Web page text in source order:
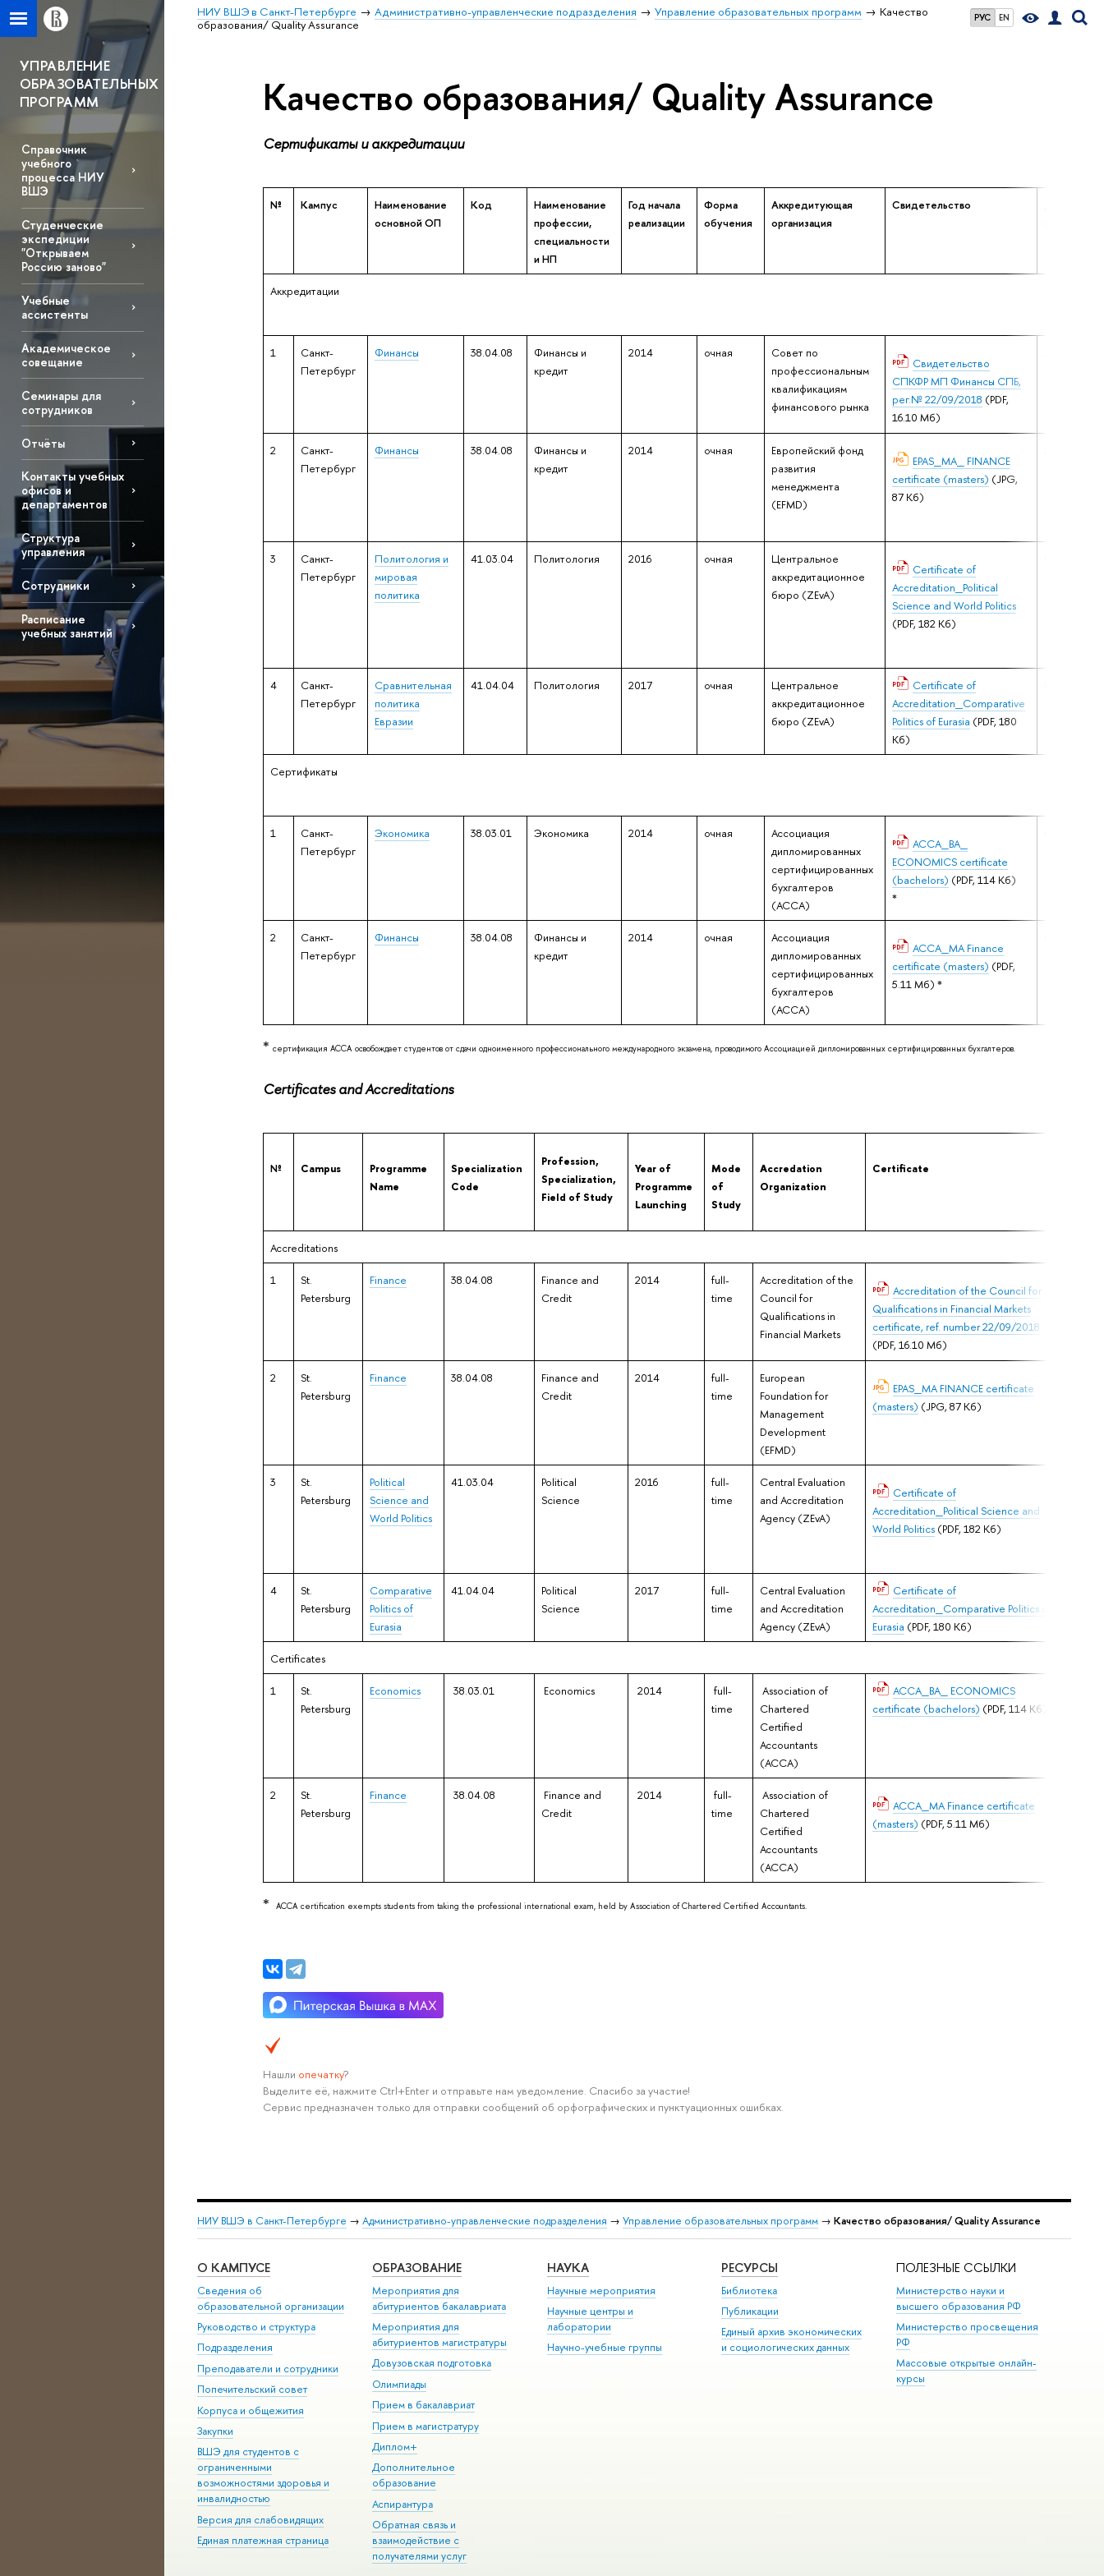
РУС EN
НИУ ВШЭ в Санкт-Петербурге Административно-управленческие подразделения Управление образовательных программ
Качество
образования/ Quality Assurance
УПРАВЛЕНИЕ
ОБРАЗОВАТЕЛЬНЫХ
ПРОГРАММ
Справочник
учебного
процесса НИУ
ВШЭ
Студенческие
экспедиции
"Открываем
Россию заново"
Учебные
ассистенты
Академическое
совещание
Семинары для
сотрудников
Отчёты
Контакты учебных
офисов и
департаментов
Структура
управления
Сотрудники
Расписание
учебных занятий
Качество образования/ Quality Assurance
Сертификаты и аккредитации
№ Кампус
Наименование
основной ОП
Код
Наименование
профессии,
специальности
и НП
Год начала
реализации
Форма
обучения
Аккредитующая
организация
Свидетельство
Аккредитации
1
Санкт-
Петербург
Финансы 38.04.08
Финансы и
кредит
2014 очная
Совет по
профессиональным
квалификациям
финансового рынка
Свидетельство
СПКФР МП Финансы СПБ,
рег.№ 22/09/2018 (PDF,
16.10 Мб)
2
Санкт-
Петербург
Финансы 38.04.08
Финансы и
кредит
2014 очная
Европейский фонд
развития
менеджмента
(EFMD)
EPAS_MA_ FINANCE
certificate (masters) (JPG,
87 Кб)
3
Санкт-
Петербург
Политология и
мировая
политика
41.03.04 Политология 2016 очная
Центральное
аккредитационное
бюро (ZEvA)
Certificate of
Accreditation_Political
Science and World Politics
(PDF, 182 Кб)
4
Санкт-
Петербург
Сравнительная
политика
Евразии
41.04.04 Политология 2017 очная
Центральное
аккредитационное
бюро (ZEvA)
Certificate of
Accreditation_Comparative
Politics of Eurasia (PDF, 180
Кб)
Сертификаты
1
Санкт-
Петербург
Экономика 38.03.01 Экономика 2014 очная
Ассоциация
дипломированных
сертифицированных
бухгалтеров
(ACCA)
ACCA_BA_
ECONOMICS certificate
(bachelors) (PDF, 114 Кб)
*
2
Санкт-
Петербург
Финансы 38.04.08
Финансы и
кредит
2014 очная
Ассоциация
дипломированных
сертифицированных
бухгалтеров
(ACCA)
ACCA_MA Finance
certificate (masters) (PDF,
5.11 Мб) *
* сертификация ACCA освобождает студентов от сдачи одноименного профессионального международного экзамена, проводимого Ассоциацией дипломированных сертифицированных бухгалтеров.
Certificates and Accreditations
№ Campus
Programme
Name
Specialization
Code
Profession,
Specialization,
Field of Study
Year of
Programme
Launching
Mode
of
Study
Accredation
Organization
Certificate
Accreditations
1
St.
Petersburg
Finance 38.04.08
Finance and
Credit
2014
full-
time
Accreditation of the
Council for
Qualifications in
Financial Markets
Accreditation of the Council for
Qualifications in Financial Markets
certificate, ref. number 22/09/2018
(PDF, 16.10 Мб)
2
St.
Petersburg
Finance 38.04.08
Finance and
Credit
2014
full-
time
European
Foundation for
Management
Development
(EFMD)
EPAS_MA FINANCE certificate
(masters) (JPG, 87 Кб)
3
St.
Petersburg
Political
Science and
World Politics
41.03.04
Political
Science
2016
full-
time
Central Evaluation
and Accreditation
Agency (ZEvA)
Certificate of
Accreditation_Political Science and
World Politics (PDF, 182 Кб)
4
St.
Petersburg
Comparative
Politics of
Eurasia
41.04.04
Political
Science
2017
full-
time
Central Evaluation
and Accreditation
Agency (ZEvA)
Certificate of
Accreditation_Comparative Politics of
Eurasia (PDF, 180 Кб)
Certificates
1
St.
Petersburg
Economics 38.03.01 Economics 2014
full-
time
Association of
Chartered
Certified
Accountants
(ACCA)
ACCA_BA_ ECONOMICS
certificate (bachelors) (PDF, 114 Кб)
2
St.
Petersburg
Finance 38.04.08
Finance and
Credit
2014
full-
time
Association of
Chartered
Certified
Accountants
(ACCA)
ACCA_MA Finance certificate
(masters) (PDF, 5.11 Мб)
* ACCA certification exempts students from taking the professional international exam, held by Association of Chartered Certified Accountants.
Нашли опечатку?
Выделите её, нажмите Ctrl+Enter и отправьте нам уведомление. Спасибо за участие!
Сервис предназначен только для отправки сообщений об орфографических и пунктуационных ошибках.
НИУ ВШЭ в Санкт-Петербурге → Административно-управленческие подразделения → Управление образовательных программ → Качество образования/ Quality Assurance
О КАМПУСЕ
Сведения об
образовательной организации
Руководство и структура
Подразделения
Преподаватели и сотрудники
Попечительский совет
Корпуса и общежития
Закупки
ВШЭ для студентов с
ограниченными
возможностями здоровья и
инвалидностью
Версия для слабовидящих
Единая платежная страница
ОБРАЗОВАНИЕ
Мероприятия для
абитуриентов бакалавриата
Мероприятия для
абитуриентов магистратуры
Довузовская подготовка
Олимпиады
Прием в бакалавриат
Прием в магистратуру
Диплом+
Дополнительное
образование
Аспирантура
Обратная связь и
взаимодействие с
получателями услуг
НАУКА
Научные мероприятия
Научные центры и
лаборатории
Научно-учебные группы
РЕСУРСЫ
Библиотека
Публикации
Единый архив экономических
и социологических данных
ПОЛЕЗНЫЕ ССЫЛКИ
Министерство науки и
высшего образования РФ
Министерство просвещения
РФ
Массовые открытые онлайн-
курсы